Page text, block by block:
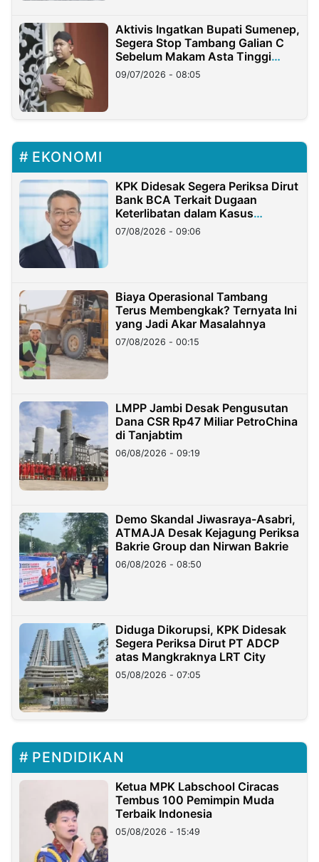
Aktivis Ingatkan Bupati Sumenep,
Segera Stop Tambang Galian C
Sebelum Makam Asta Tinggi
Longsor
09/07/2026 - 08:05
EKONOMI
KPK Didesak Segera Periksa Dirut
Bank BCA Terkait Dugaan
Keterlibatan dalam Kasus
Hilangnya Dana Nasabah Rp2,58
Miliar
07/08/2026 - 09:06
Biaya Operasional Tambang
Terus Membengkak? Ternyata Ini
yang Jadi Akar Masalahnya
07/08/2026 - 00:15
LMPP Jambi Desak Pengusutan
Dana CSR Rp47 Miliar PetroChina
di Tanjabtim
06/08/2026 - 09:19
Demo Skandal Jiwasraya-Asabri,
ATMAJA Desak Kejagung Periksa
Bakrie Group dan Nirwan Bakrie
06/08/2026 - 08:50
Diduga Dikorupsi, KPK Didesak
Segera Periksa Dirut PT ADCP
atas Mangkraknya LRT City
05/08/2026 - 07:05
PENDIDIKAN
Ketua MPK Labschool Ciracas
Tembus 100 Pemimpin Muda
Terbaik Indonesia
05/08/2026 - 15:49